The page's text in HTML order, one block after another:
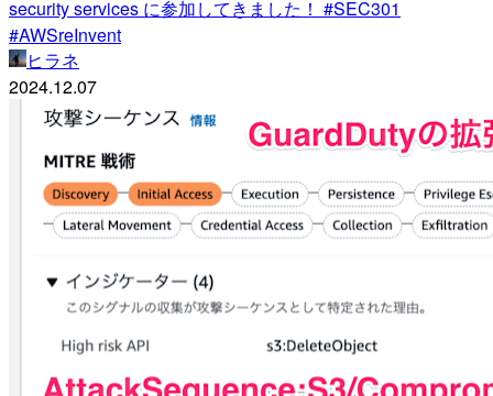
security services に参加してきました！ #SEC301
#AWSreInvent
ヒラネ
2024.12.07